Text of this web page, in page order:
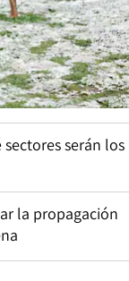
serán los
la propagación